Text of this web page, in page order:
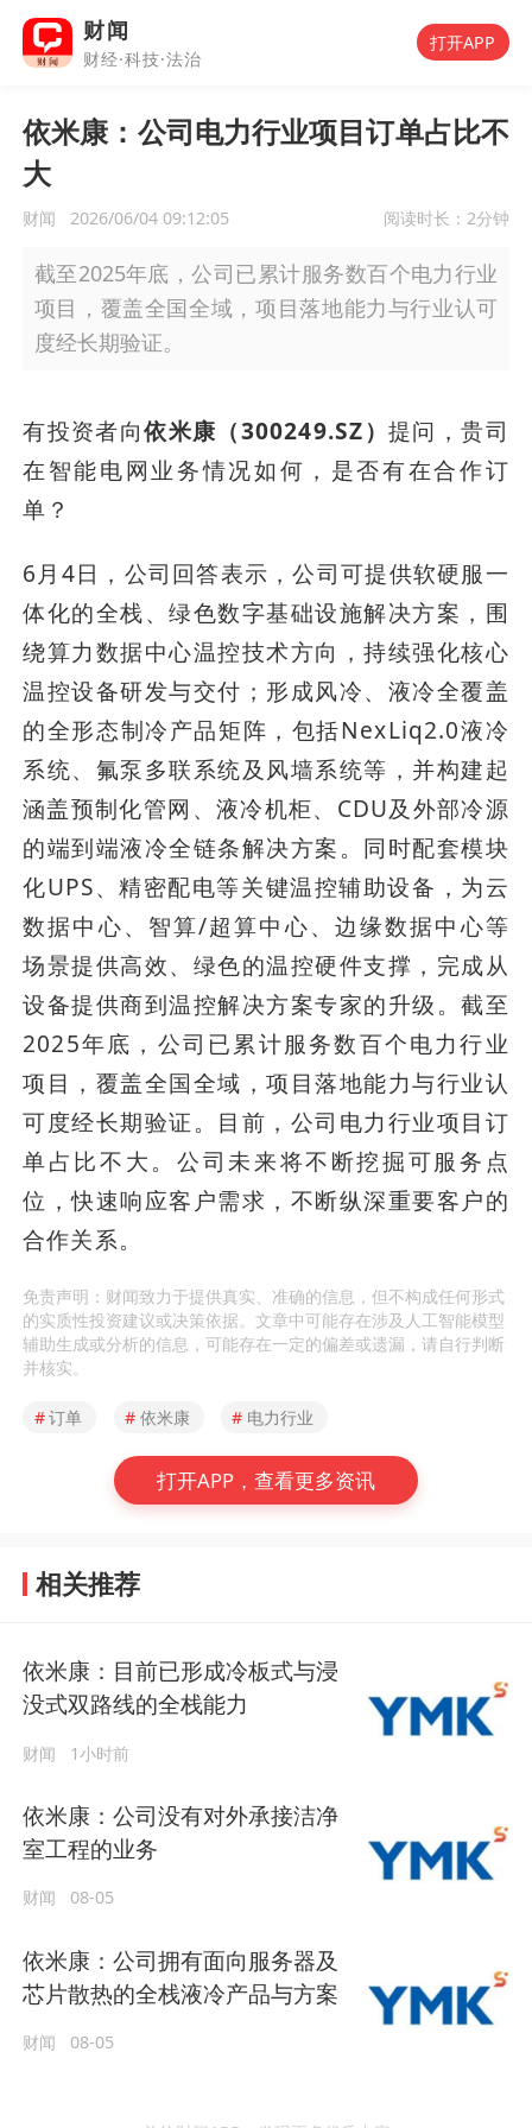
财闻
财经·科技·法治
打开APP
依米康：公司电力行业项目订单占比不
大
财闻 2026/06/04 09:12:05 阅读时长： 2分钟
截至2025年底，公司已累计服务数百个电力行业
项目，覆盖全国全域，项目落地能力与行业认可
度经长期验证。
有投资者向依米康（300249.SZ）提问，贵司
在智能电网业务情况如何，是否有在合作订
单？
6月4日，公司回答表示，公司可提供软硬服一
体化的全栈、绿色数字基础设施解决方案，围
绕算力数据中心温控技术方向，持续强化核心
温控设备研发与交付；形成风冷、液冷全覆盖
的全形态制冷产品矩阵，包括NexLiq2.0液冷
系统、氟泵多联系统及风墙系统等，并构建起
涵盖预制化管网、液冷机柜、CDU及外部冷源
的端到端液冷全链条解决方案。同时配套模块
化UPS、精密配电等关键温控辅助设备，为云
数据中心、智算/超算中心、边缘数据中心等
场景提供高效、绿色的温控硬件支撑，完成从
设备提供商到温控解决方案专家的升级。截至
2025年底，公司已累计服务数百个电力行业
项目，覆盖全国全域，项目落地能力与行业认
可度经长期验证。目前，公司电力行业项目订
单占比不大。公司未来将不断挖掘可服务点
位，快速响应客户需求，不断纵深重要客户的
合作关系。
免责声明：财闻致力于提供真实、准确的信息，但不构成任何形式
的实质性投资建议或决策依据。文章中可能存在涉及人工智能模型
辅助生成或分析的信息，可能存在一定的偏差或遗漏，请自行判断
并核实。
#订单 # 依米康 # 电力行业
打开APP，查看更多资讯
相关推荐
依米康：目前已形成冷板式与浸
没式双路线的全栈能力
财闻 1小时前
依米康：公司没有对外承接洁净
室工程的业务
财闻 08-05
依米康：公司拥有面向服务器及
芯片散热的全栈液冷产品与方案
财闻 08-05